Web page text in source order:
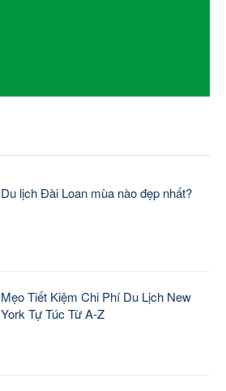
Du lịch Đài Loan mùa nào đẹp nhất?
Mẹo Tiết Kiệm Chi Phí Du Lịch New
York Tự Túc Từ A-Z